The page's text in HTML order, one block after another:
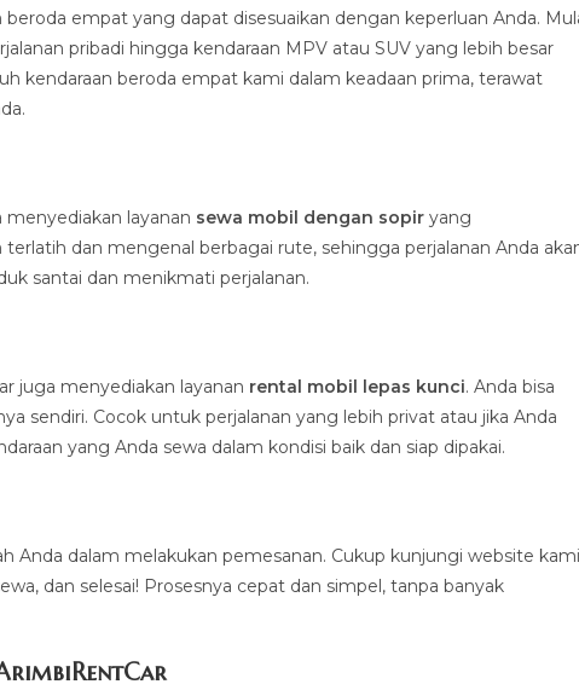
empat yang dapat disesuaikan dengan keperluan Anda.
pribadi hingga kendaraan MPV atau SUV yang lebih besar
kendaraan beroda empat kami dalam keadaan prima, terawat
layanan sewa mobil dengan sopir yang
dan mengenal berbagai rute, sehingga perjalanan Anda
santai dan menikmati perjalanan.
juga menyediakan layanan rental mobil lepas kunci. Anda bisa
sendiri. Cocok untuk perjalanan yang lebih privat atau jika Anda
yang Anda sewa dalam kondisi baik dan siap dipakai.
dalam melakukan pemesanan. Cukup kunjungi website
dan selesai! Prosesnya cepat dan simpel, tanpa banyak
r